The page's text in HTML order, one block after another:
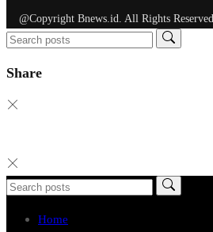
@Copyright Bnews.id. All Rights Reserved
Share
Home